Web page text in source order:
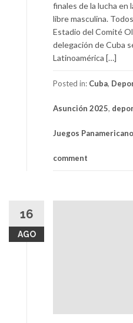
finales de la lucha en
libre masculina.
Estadio del Comité
delegación de Cuba
Latinoamérica […]
Posted in: Cuba,
Asunción 2025,
Juegos
comment
16
AGO